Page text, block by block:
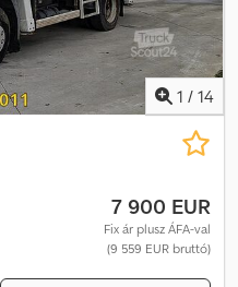
1 / 14
7 900 EUR
Fix ár plusz ÁFA-val
(9 559 EUR bruttó)